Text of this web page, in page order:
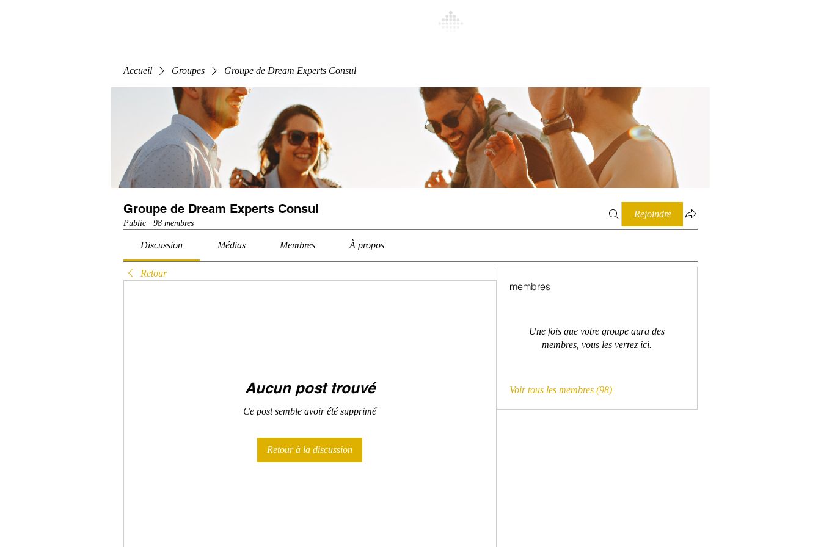
Accueil Groupes Groupe de Dream Experts Consul
Groupe de Dream Experts Consul
Public · 98 membres
Rejoindre
Discussion Médias Membres À propos
Retour
Aucun post trouvé
Ce post semble avoir été supprimé
Retour à la discussion
membres
Une fois que votre groupe aura des
membres, vous les verrez ici.
Voir tous les membres (98)